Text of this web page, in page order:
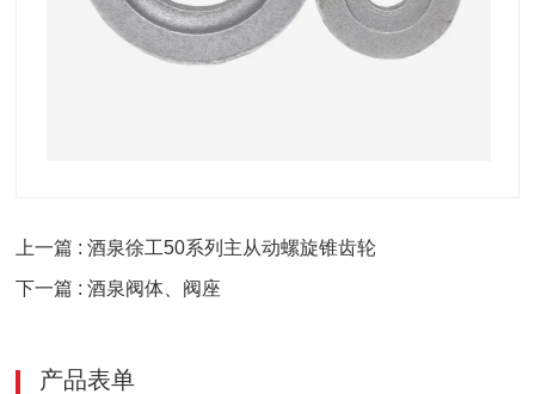
上一篇 : 酒泉徐工50系列主从动螺旋锥齿轮
下一篇 : 酒泉阀体、阀座
产品表单